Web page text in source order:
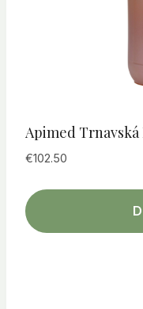
Apimed
€102.50